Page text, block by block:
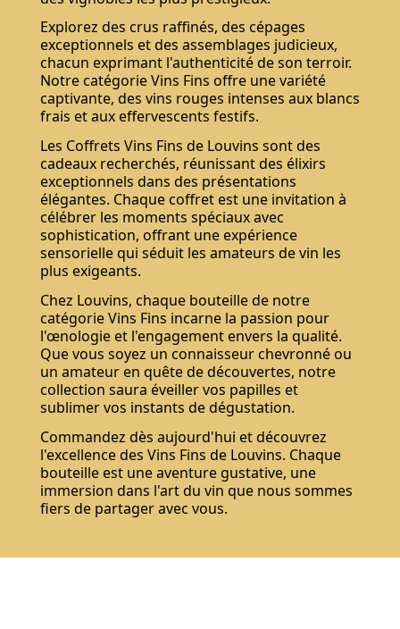
Explorez des crus raffinés, des cépages
exceptionnels et des assemblages judicieux,
chacun exprimant l'authenticité de son terroir.
Notre catégorie Vins Fins offre une variété
captivante, des vins rouges intenses aux blancs
frais et aux effervescents festifs.
Les Coffrets Vins Fins de Louvins sont des
cadeaux recherchés, réunissant des élixirs
exceptionnels dans des présentations
élégantes. Chaque coffret est une invitation à
célébrer les moments spéciaux avec
sophistication, offrant une expérience
sensorielle qui séduit les amateurs de vin les
plus exigeants.
Chez Louvins, chaque bouteille de notre
catégorie Vins Fins incarne la passion pour
l'œnologie et l'engagement envers la qualité.
Que vous soyez un connaisseur chevronné ou
un amateur en quête de découvertes, notre
collection saura éveiller vos papilles et
sublimer vos instants de dégustation.
Commandez dès aujourd'hui et découvrez
l'excellence des Vins Fins de Louvins. Chaque
bouteille est une aventure gustative, une
immersion dans l'art du vin que nous sommes
fiers de partager avec vous.